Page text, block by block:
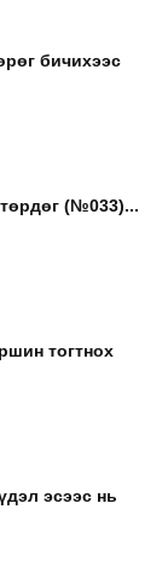
бичихээс
(№033)...
тогтнох
эсээс нь